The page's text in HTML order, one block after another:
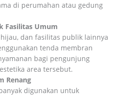
di perumahan atau gedung
Fasilitas Umum
dan fasilitas publik lainnya
tenda membran
bagi pengunjung
area tersebut.
Renang
digunakan untuk